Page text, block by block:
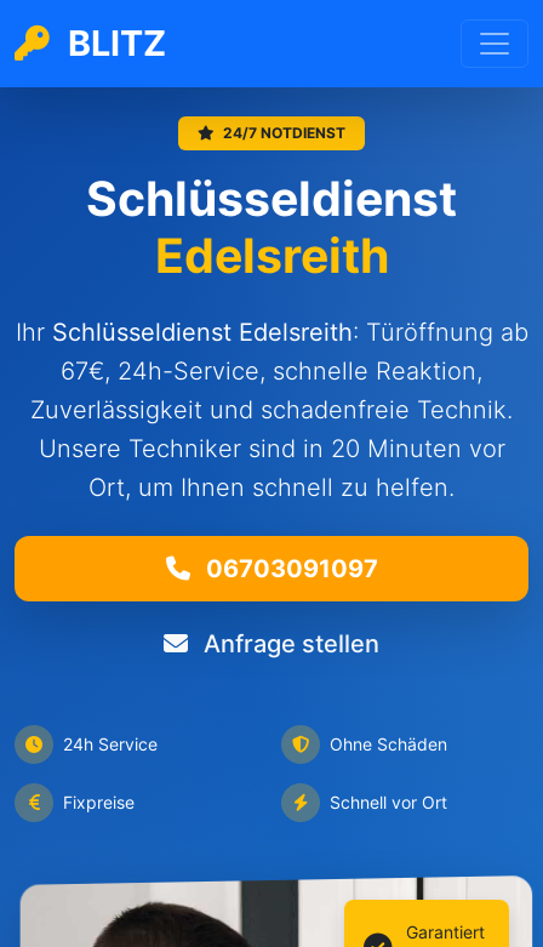
BLITZ
24/7 NOTDIENST
Schlüsseldienst
Edelsreith
Ihr Schlüsseldienst Edelsreith: Türöffnung ab
67€, 24h-Service, schnelle Reaktion,
Zuverlässigkeit und schadenfreie Technik.
Unsere Techniker sind in 20 Minuten vor
Ort, um Ihnen schnell zu helfen.
06703091097
Anfrage stellen
24h Service Ohne Schäden
Fixpreise Schnell vor Ort
Garantiert